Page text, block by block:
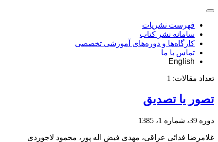
فهرست نشریات
سامانه نشر کتاب
کارگاه‌ها و دوره‌های آموزشی تخصصی
تماس با ما
English
تعداد مقالات: 1
تصور یا تصدیق
دوره 39، شماره 1، 1385
غلامرضا فدائی عراقی، مهدی فیض اله پور، محمود لاجوردی